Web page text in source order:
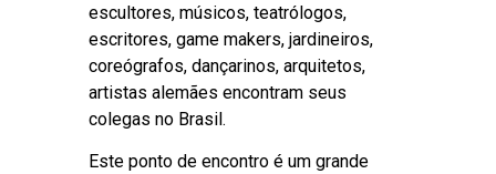
escultores, músicos, teatrólogos,
escritores, game makers, jardineiros,
coreógrafos, dançarinos, arquitetos,
artistas alemães encontram seus
colegas no Brasil.
Este ponto de encontro é um grande